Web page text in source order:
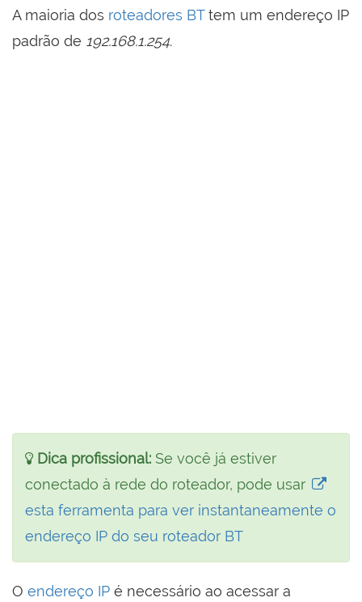
A maioria dos roteadores BTtem um endereço IP
padrão de 192.168.1.254.
Dica profissional: Se você já estiver
conectado à rede do roteador, pode usar
esta ferramenta para ver instantaneamente o
endereço IP do seu roteador BT
O endereço IP é necessário ao acessar a